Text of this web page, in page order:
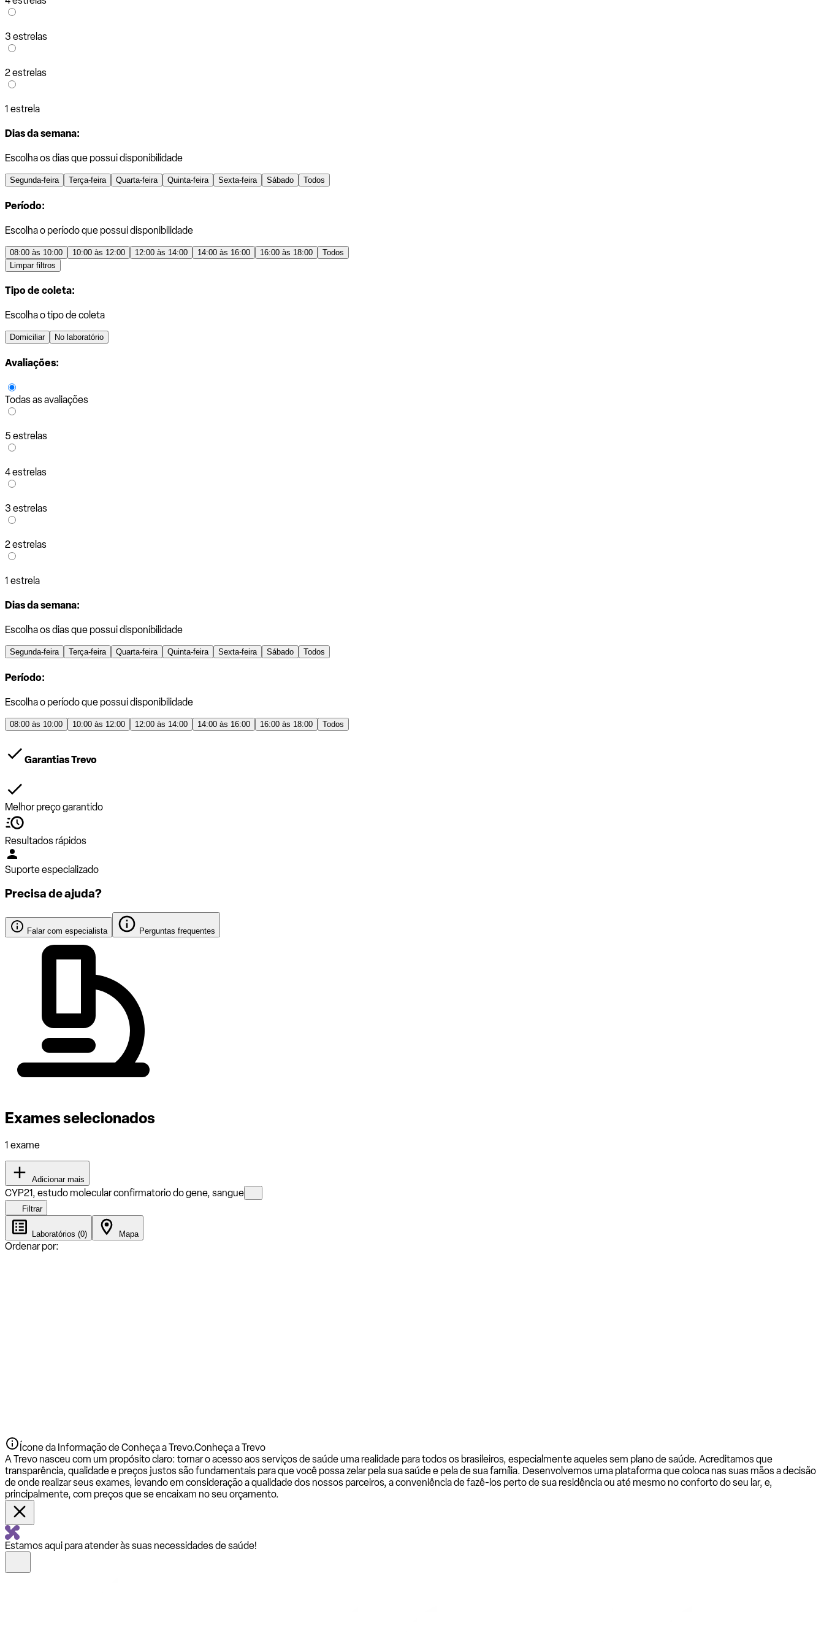
3 estrelas
2 estrelas
1 estrela
Dias da semana:
Escolha os dias que possui disponibilidade
Segunda-feira Terça-feira Quarta-feira Quinta-feira Sexta-feira Sábado Todos
Período:
Escolha o período que possui disponibilidade
08:00 às 10:00 10:00 às 12:00 12:00 às 14:00 14:00 às 16:00 16:00 às 18:00
Todos
Limpar filtros
Tipo de coleta:
Escolha o tipo de coleta
Domiciliar No laboratório
Avaliações:
Todas as avaliações
5 estrelas
4 estrelas
3 estrelas
2 estrelas
1 estrela
Dias da semana:
Escolha os dias que possui disponibilidade
Segunda-feira Terça-feira Quarta-feira Quinta-feira Sexta-feira Sábado Todos
Período:
Escolha o período que possui disponibilidade
08:00 às 10:00 10:00 às 12:00 12:00 às 14:00 14:00 às 16:00 16:00 às 18:00 Todos
Garantias Trevo
Melhor preço garantido
Resultados rápidos
Suporte especializado
Precisa de ajuda?
Falar com especialista Perguntas frequentes
Exames selecionados
1 exame
Adicionar mais
CYP21, estudo molecular confirmatorio do gene, sangue
Filtrar
Laboratórios (0) Mapa
Ordenar por:
Ícone da Informação de Conheça a Trevo.Conheça a Trevo
A Trevo nasceu com um propósito claro: tornar o acesso aos serviços de saúde uma realidade para todos os brasileiros, especialmente aqueles sem plano de saúde. Acreditamos que
transparência, qualidade e preços justos são fundamentais para que você possa zelar pela sua saúde e pela de sua família. Desenvolvemos uma plataforma que coloca nas suas mãos a decisão
de onde realizar seus exames, levando em consideração a qualidade dos nossos parceiros, a conveniência de fazê-los perto de sua residência ou até mesmo no conforto do seu lar, e,
principalmente, com preços que se encaixam no seu orçamento.
Estamos aqui para atender às suas necessidades de saúde!